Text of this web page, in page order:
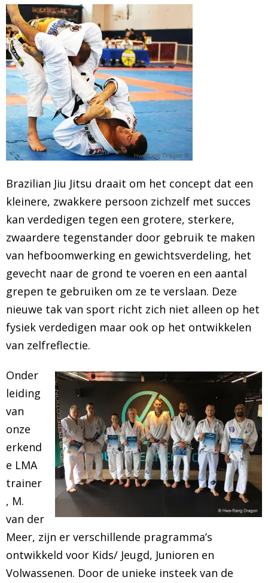
BRAZILIAN JIU JITSU
AGENDA
NIEUWS
CONTACT
PRAKTISCHE ZELFVERDEDIGINGSCURSUS
Brazilian Jiu Jitsu draait om het concept dat een
kleinere, zwakkere persoon zichzelf met succes
kan verdedigen tegen een grotere, sterkere,
zwaardere tegenstander door gebruik te maken
van hefboomwerking en gewichtsverdeling, het
gevecht naar de grond te voeren en een aantal
grepen te gebruiken om ze te verslaan. Deze
nieuwe tak van sport richt zich niet alleen op het
fysiek verdedigen maar ook op het ontwikkelen
van zelfreflectie.
Onder
leiding
van
onze
erkend
e LMA
trainer
, M.
van der
Meer, zijn er verschillende pragramma’s
ontwikkeld voor Kids/ Jeugd, Junioren en
Volwassenen. Door de unieke insteek van de